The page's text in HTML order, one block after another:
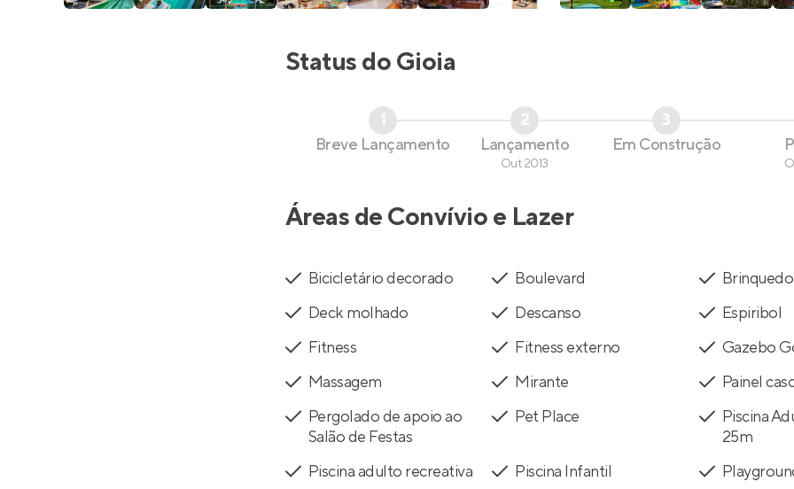
Status doGioia
1
Breve Lançamento
2
Lançamento
Out 2013
3
Em Construção
Áreas de Convívio e Lazer
Bicicletário decorado Boulevard
Deck molhado
Descanso
Espiribol
Fitness
Fitness externo
Gazebo
Massagem
Mirante
Painel
Pergolado de apoio ao
Salão de Festas
Pet Place
Piscina
25m
Piscina adulto recreativa
Piscina Infantil